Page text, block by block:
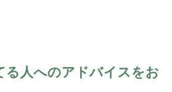
る人へのアドバイスをお